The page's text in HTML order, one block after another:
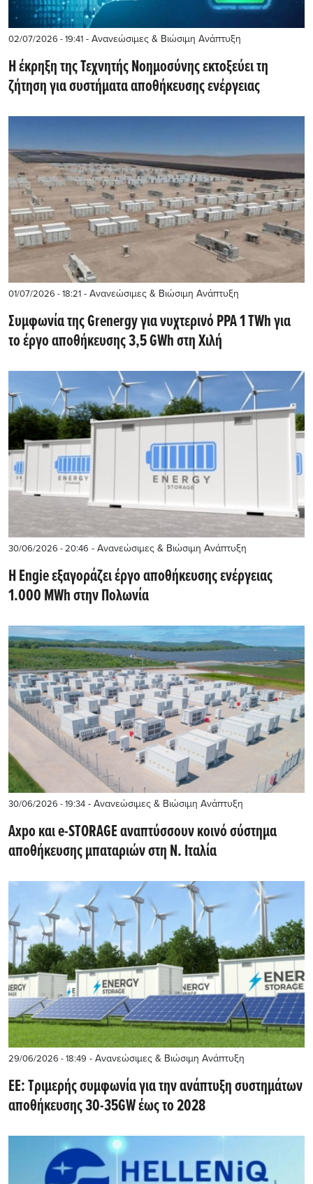
02/07/2026 - 19:41 - Ανανεώσιμες & Βιώσιμη Ανάπτυξη
Η έκρηξη της Τεχνητής Νοημοσύνης εκτοξεύει τη
ζήτηση για συστήματα αποθήκευσης ενέργειας
01/07/2026 - 18:21 - Ανανεώσιμες & Βιώσιμη Ανάπτυξη
Συμφωνία της Grenergy για νυχτερινό PPA 1 TWh για
το έργο αποθήκευσης 3,5 GWh στη Χιλή
30/06/2026 - 20:46 - Ανανεώσιμες & Βιώσιμη Ανάπτυξη
Η Engie εξαγοράζει έργο αποθήκευσης ενέργειας
1.000 MWh στην Πολωνία
30/06/2026 - 19:34 - Ανανεώσιμες & Βιώσιμη Ανάπτυξη
Axpo και e-STORAGE αναπτύσσουν κοινό σύστημα
αποθήκευσης μπαταριών στη Ν. Ιταλία
29/06/2026 - 18:49 - Ανανεώσιμες & Βιώσιμη Ανάπτυξη
ΕΕ: Τριμερής συμφωνία για την ανάπτυξη συστημάτων
αποθήκευσης 30-35GW έως το 2028